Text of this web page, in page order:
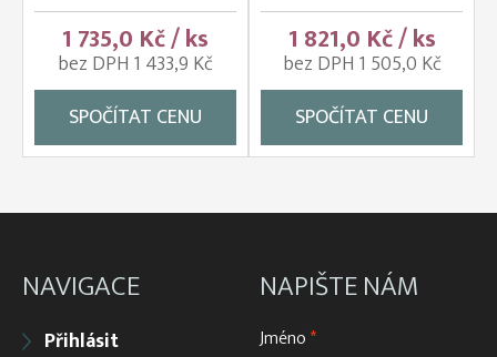
1 735,0 Kč / ks
bez DPH 1 433,9 Kč
SPOČÍTAT CENU
1 821,0 Kč / ks
bez DPH 1 505,0 Kč
SPOČÍTAT CENU
NAVIGACE
Přihlásit
NAPIŠTE NÁM
Jméno*